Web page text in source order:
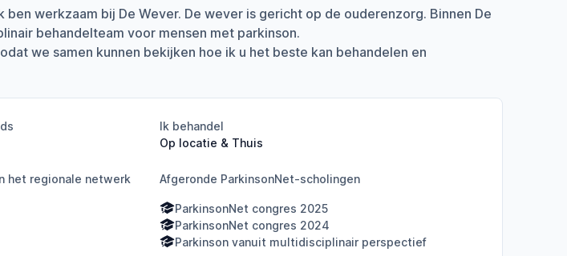
ben werkzaam bij De Wever. De wever is gericht op de ouderenzorg. Binnen De
behandelteam voor mensen met parkinson.
we samen kunnen bekijken hoe ik u het beste kan behandelen en
Ik behandel
Op locatie & Thuis
het regionale netwerk
Afgeronde ParkinsonNet-scholingen
ParkinsonNet congres 2025
ParkinsonNet congres 2024
Parkinson vanuit multidisciplinair perspectief